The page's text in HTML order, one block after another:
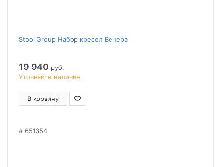
Stool Group Набор кресел Венера
19 940 руб.
Уточняйте наличие
В корзину
651354